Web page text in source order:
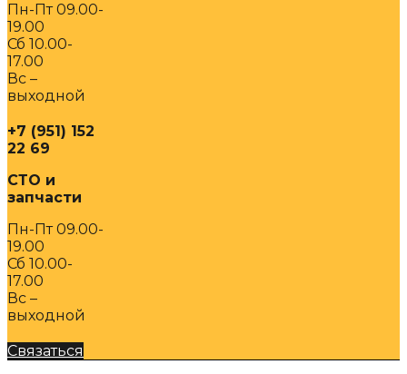
Пн-Пт 09.00-
19.00
Сб 10.00-
17.00
Вс –
выходной
+7 (951) 152
22 69
СТО и
запчасти
Пн-Пт 09.00-
19.00
Сб 10.00-
17.00
Вс –
выходной
Связаться